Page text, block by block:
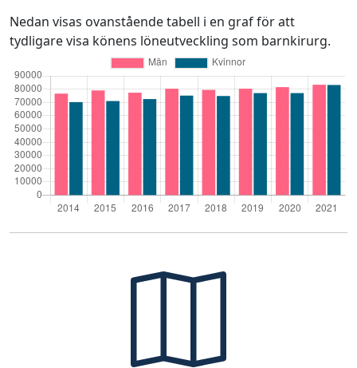
Nedan visas ovanstående tabell i en graf för att
tydligare visa könens löneutveckling som barnkirurg.